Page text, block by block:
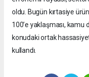
oldu. Bugün kırtasiye
100’e yaklaşması,
konudaki ortak
kullandı.